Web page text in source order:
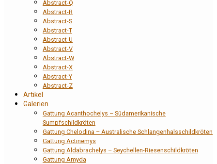
Abstract-Q
Abstract-R
Abstract-S
Abstract-T
Abstract-U
Abstract-V
Abstract-W
Abstract-X
Abstract-Y
Abstract-Z
Artikel
Galerien
Gattung Acanthochelys – Südamerikanische
Sumpfschildkröten
Gattung Chelodina – Australische Schlangenhalsschildkröten
Gattung Actinemys
Gattung Aldabrachelys – Seychellen-Riesenschildkröten
Gattung Amyda